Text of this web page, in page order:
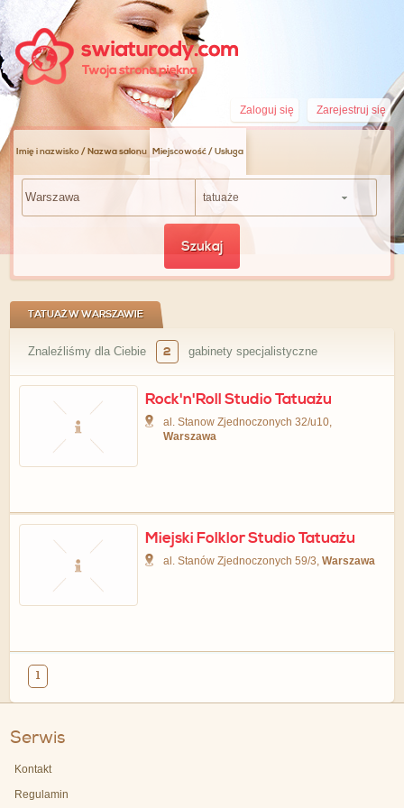
Zarejestruj się
Zaloguj się
Imię i nazwisko / Nazwa salonu Miejscowość / Usługa
tatuaże
Szukaj
TATUAŻ W WARSZAWIE
Znaleźliśmy dla Ciebie 2 gabinety specjalistyczne
Rock'n'Roll Studio Tatuażu
al. Stanow Zjednoczonych 32/u10,
Warszawa
Miejski Folklor Studio Tatuażu
al. Stanów Zjednoczonych 59/3,Warszawa
1
Serwis
Kontakt
Regulamin